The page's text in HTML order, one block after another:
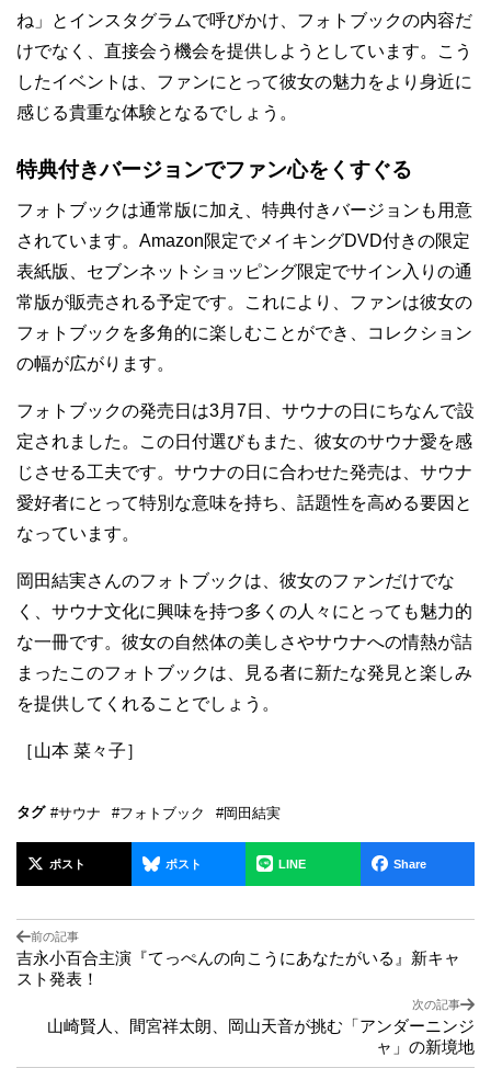
ね」とインスタグラムで呼びかけ、フォトブックの内容だ
けでなく、直接会う機会を提供しようとしています。こう
したイベントは、ファンにとって彼女の魅力をより身近に
感じる貴重な体験となるでしょう。
特典付きバージョンでファン心をくすぐる
フォトブックは通常版に加え、特典付きバージョンも用意
されています。Amazon限定でメイキングDVD付きの限定
表紙版、セブンネットショッピング限定でサイン入りの通
常版が販売される予定です。これにより、ファンは彼女の
フォトブックを多角的に楽しむことができ、コレクション
の幅が広がります。
フォトブックの発売日は3月7日、サウナの日にちなんで設
定されました。この日付選びもまた、彼女のサウナ愛を感
じさせる工夫です。サウナの日に合わせた発売は、サウナ
愛好者にとって特別な意味を持ち、話題性を高める要因と
なっています。
岡田結実さんのフォトブックは、彼女のファンだけでな
く、サウナ文化に興味を持つ多くの人々にとっても魅力的
な一冊です。彼女の自然体の美しさやサウナへの情熱が詰
まったこのフォトブックは、見る者に新たな発見と楽しみ
を提供してくれることでしょう。
［山本 菜々子］
タグ #サウナ #フォトブック #岡田結実
ポスト ポスト LINE Share
前の記事
吉永小百合主演『てっぺんの向こうにあなたがいる』新キャ
スト発表！
次の記事
山崎賢人、間宮祥太朗、岡山天音が挑む「アンダーニンジ
ャ」の新境地